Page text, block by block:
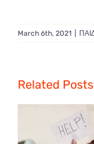
March 6th, 2021
Related Posts